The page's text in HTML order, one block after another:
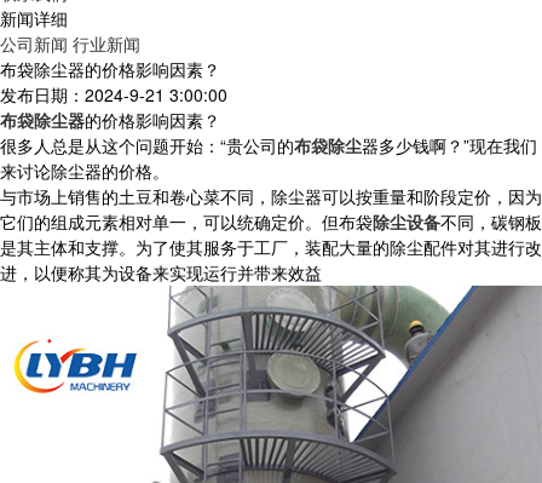
新闻详细
公司新闻 行业新闻
布袋除尘器的价格影响因素？
发布日期：2024-9-21 3:00:00
布袋除尘器的价格影响因素？
很多人总是从这个问题开始：“贵公司的布袋除尘器多少钱啊？”现在我们
来讨论除尘器的价格。
与市场上销售的土豆和卷心菜不同，除尘器可以按重量和阶段定价，因为
它们的组成元素相对单一，可以统确定价。但布袋除尘设备不同，碳钢板
是其主体和支撑。为了使其服务于工厂，装配大量的除尘配件对其进行改
进，以便称其为设备来实现运行并带来效益